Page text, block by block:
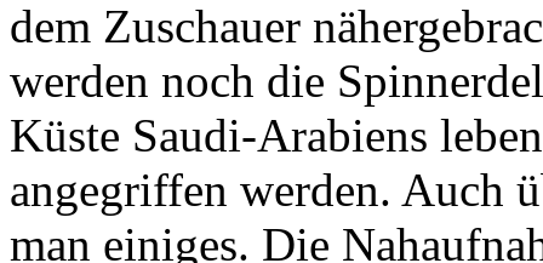
dem Zuschauer
werden noch die
Küste Saudi-Arabiens
angegriffen werden. Auch
man einiges. Die